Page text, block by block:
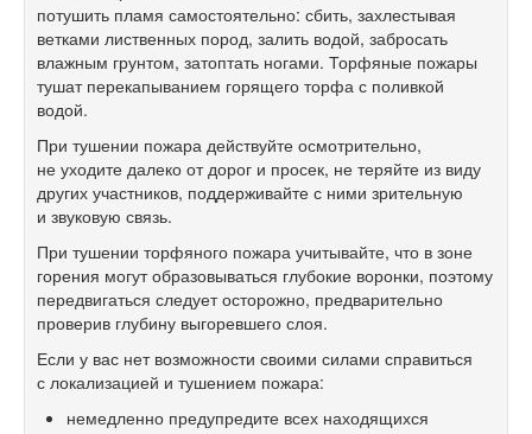
потушить пламя самостоятельно: сбить, захлестывая
ветками лиственных пород, залить водой, забросать
влажным грунтом, затоптать ногами. Торфяные пожары
тушат перекапыванием горящего торфа с поливкой
водой.
При тушении пожара действуйте осмотрительно,
не уходите далеко от дорог и просек, не теряйте из виду
других участников, поддерживайте с ними зрительную
и звуковую связь.
При тушении торфяного пожара учитывайте, что в зоне
горения могут образовываться глубокие воронки, поэтому
передвигаться следует осторожно, предварительно
проверив глубину выгоревшего слоя.
Если у вас нет возможности своими силами справиться
с локализацией и тушением пожара:
немедленно предупредите всех находящихся